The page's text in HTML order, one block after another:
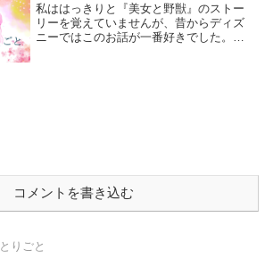
私ははっきりと『美女と野獣』のストー
リーを覚えていませんが、昔からディズ
ニーではこのお話が一番好きでした。多
コメントを書き込む
りごと